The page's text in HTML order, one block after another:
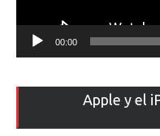
00:00
Apple y el